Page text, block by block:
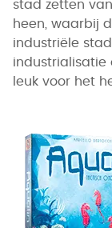
stad zetten
heen, waarbij
industriële
industrialisatie
leuk voor het